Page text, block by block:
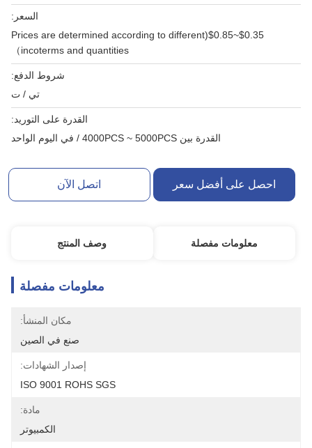
السعر:
$0.35~$0.85(Prices are determined according to different
incoterms and quantities）
شروط الدفع:
تي / ت
القدرة على التوريد:
القدرة بين 4000PCS ~ 5000PCS / في اليوم الواحد
احصل على أفضل سعر اتصل الآن
معلومات مفصلة وصف المنتج
معلومات مفصلة
مكان المنشأ:
صنع في الصين
إصدار الشهادات:
ISO 9001 ROHS SGS
مادة:
الكمبيوتر